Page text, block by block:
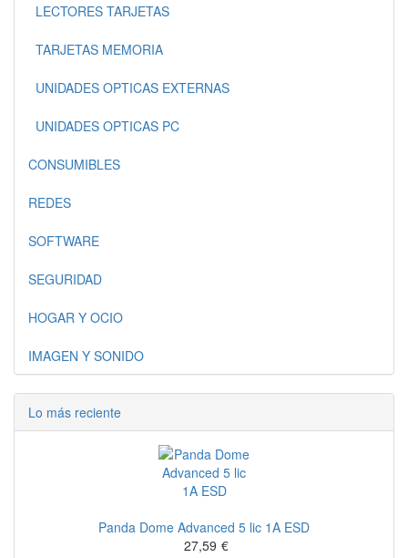
LECTORES TARJETAS
TARJETAS MEMORIA
UNIDADES OPTICAS EXTERNAS
UNIDADES OPTICAS PC
CONSUMIBLES
REDES
SOFTWARE
SEGURIDAD
HOGAR Y OCIO
IMAGEN Y SONIDO
Lo más reciente
Panda Dome Advanced 5 lic 1A ESD
27,59 €